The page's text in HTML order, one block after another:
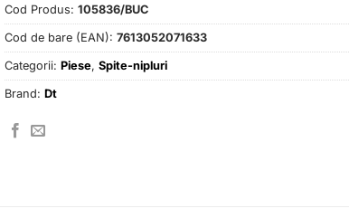
Cod Produs: 105836/BUC
Cod de bare (EAN): 7613052071633
Categorii: Piese, Spite-nipluri
Brand: Dt